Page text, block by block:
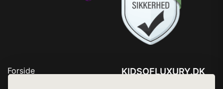
Forside
KIDSOFLUXURY.DK